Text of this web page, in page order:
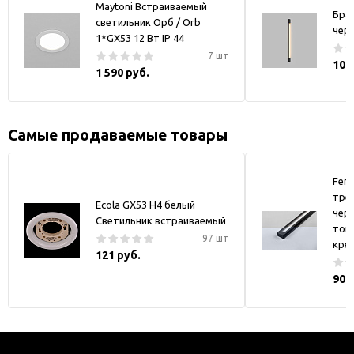
Maytoni Встраиваемый
светильник Орб / Orb
1*GX53 12 Вт IP 44
7 шт
1 590 руб.
Бра
10
Самые продаваемые товары
Ecola GX53 H4 белый
Светильник встраиваемый
97 шт
121 руб.